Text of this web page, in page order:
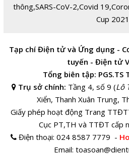
thông,SARS-CoV-2,Covid 19,
Cup 2021
Tạp chí Điện tử và Ứng dụng -
tuyến - Điện tử
Tổng biên tập: PGS.TS
Trụ sở chính: Tầng 4, số 9 (Lô
Xiển, Thanh Xuân Trung,
Giấy phép hoạt động Trang
Cục PT,TH và TTĐT cấp
Điện thoại:024 8587 7779 -
Email: